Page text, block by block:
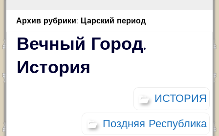
Архив рубрики: Царский период
Вечный Город.
История
ИСТОРИЯ
Поздняя Республика